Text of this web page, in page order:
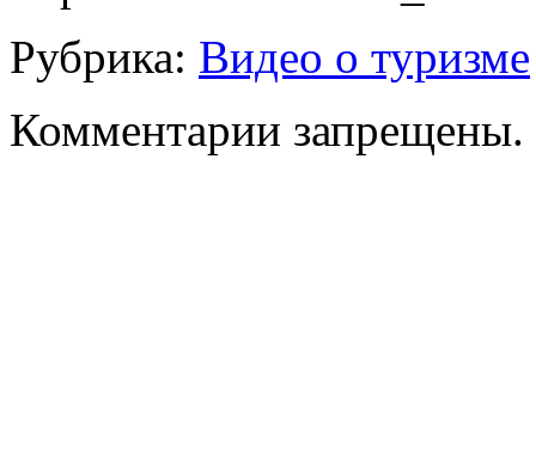
Рубрика: Видео о туризме
Комментарии запрещены.